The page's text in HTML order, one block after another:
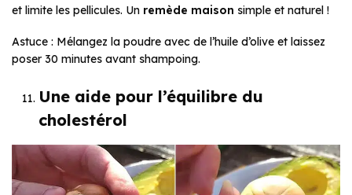
et limite les pellicules. Un remède maison simple et naturel !
Astuce : Mélangez la poudre avec de l’huile d’olive et laissez
poser 30 minutes avant shampoing.
Une aide pour l’équilibre du
cholestérol